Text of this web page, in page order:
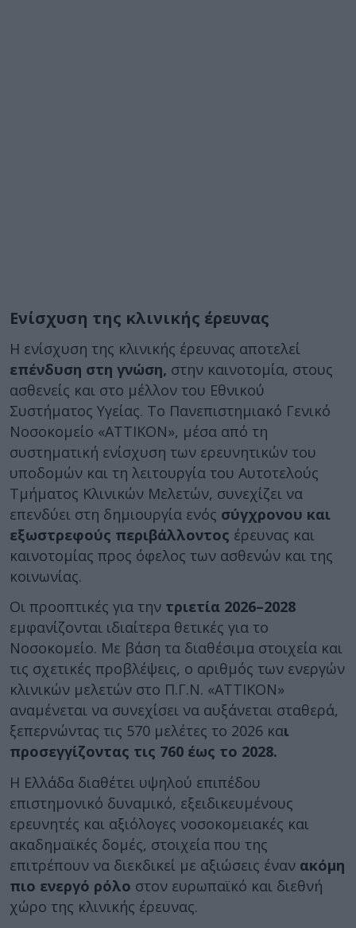
Ενίσχυση της κλινικής έρευνας
Η ενίσχυση της κλινικής έρευνας αποτελεί
επένδυση στη γνώση, στην καινοτομία, στους
ασθενείς και στο μέλλον του Εθνικού
Συστήματος Υγείας. Το Πανεπιστημιακό Γενικό
Νοσοκομείο «ΑΤΤΙΚΟΝ», μέσα από τη
συστηματική ενίσχυση των ερευνητικών του
υποδομών και τη λειτουργία του Αυτοτελούς
Τμήματος Κλινικών Μελετών, συνεχίζει να
επενδύει στη δημιουργία ενός σύγχρονου και
εξωστρεφούς περιβάλλοντος έρευνας και
καινοτομίας προς όφελος των ασθενών και της
κοινωνίας.
Οι προοπτικές για την τριετία 2026–2028
εμφανίζονται ιδιαίτερα θετικές για το
Νοσοκομείο. Με βάση τα διαθέσιμα στοιχεία και
τις σχετικές προβλέψεις, ο αριθμός των ενεργών
κλινικών μελετών στο Π.Γ.Ν. «ΑΤΤΙΚΟΝ»
αναμένεται να συνεχίσει να αυξάνεται σταθερά,
ξεπερνώντας τις 570 μελέτες το 2026 και
προσεγγίζοντας τις 760 έως το 2028.
Η Ελλάδα διαθέτει υψηλού επιπέδου
επιστημονικό δυναμικό, εξειδικευμένους
ερευνητές και αξιόλογες νοσοκομειακές και
ακαδημαϊκές δομές, στοιχεία που της
επιτρέπουν να διεκδικεί με αξιώσεις έναν ακόμη
πιο ενεργό ρόλο στον ευρωπαϊκό και διεθνή
χώρο της κλινικής έρευνας.